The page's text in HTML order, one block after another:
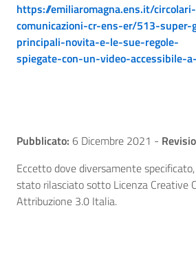
https://emiliaromagna.ens.it/
comunicazioni-cr-ens-er/513-
principali-novita-e-le-sue-regole-
spiegate-con-un-video-accessibile-
Pubblicato: 6 Dicembre 2021 -
Eccetto dove diversamente
stato rilasciato sotto Licenza Creative
Attribuzione 3.0 Italia.